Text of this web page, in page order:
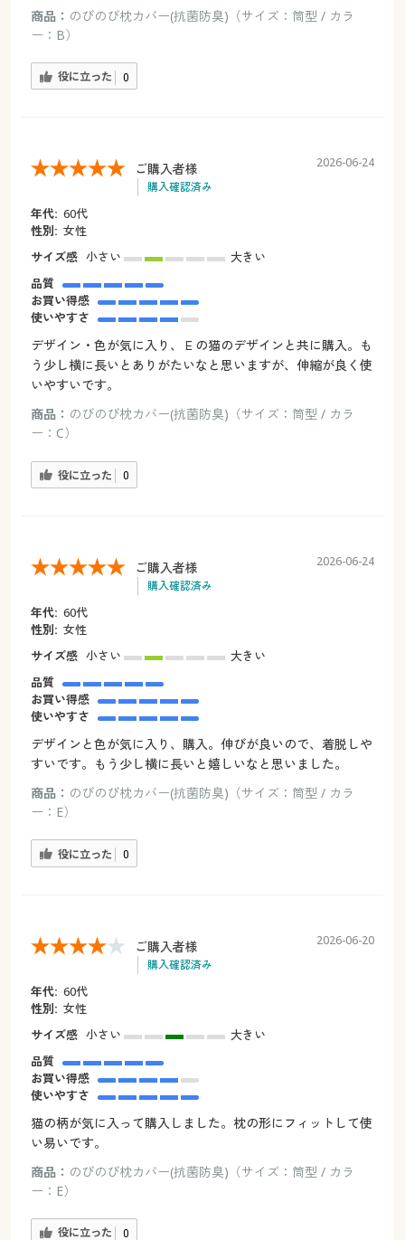
商品： のびのび枕カバー(抗菌防臭)（サイズ：筒型 / カラ
ー：B）
役に立った 0
ご購入者様
購入確認済み
2026-06-24
年代: 60代
性別: 女性
サイズ感 小さい
大きい
品質
お買い得感
使いやすさ
デザイン・色が気に入り、Ｅの猫のデザインと共に購入。も
う少し横に長いとありがたいなと思いますが、伸縮が良く使
いやすいです。
商品： のびのび枕カバー(抗菌防臭)（サイズ：筒型 / カラ
ー：C）
役に立った 0
ご購入者様
購入確認済み
2026-06-24
年代: 60代
性別: 女性
サイズ感 小さい
大きい
品質
お買い得感
使いやすさ
デザインと色が気に入り、購入。伸びが良いので、着脱しや
すいです。もう少し横に長いと嬉しいなと思いました。
商品： のびのび枕カバー(抗菌防臭)（サイズ：筒型 / カラ
ー：E）
役に立った 0
ご購入者様
購入確認済み
2026-06-20
年代: 60代
性別: 女性
サイズ感 小さい
大きい
品質
お買い得感
使いやすさ
猫の柄が気に入って購入しました。枕の形にフィットして使
い易いです。
商品： のびのび枕カバー(抗菌防臭)（サイズ：筒型 / カラ
ー：E）
役に立った 0